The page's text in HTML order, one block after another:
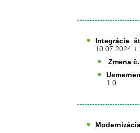
Integrácia
10.07.2024 +
Zmena
1.0